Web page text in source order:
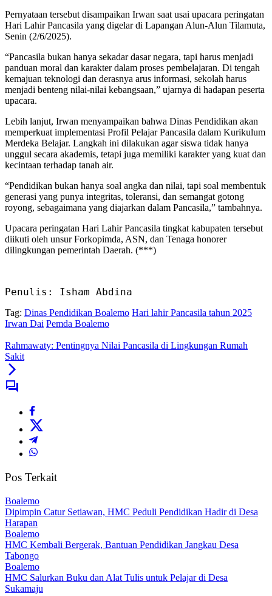
Pernyataan tersebut disampaikan Irwan saat usai upacara peringatan
Hari Lahir Pancasila yang digelar di Lapangan Alun-Alun Tilamuta,
Senin (2/6/2025).
“Pancasila bukan hanya sekadar dasar negara, tapi harus menjadi
panduan moral dan karakter dalam proses pembelajaran. Di tengah
kemajuan teknologi dan derasnya arus informasi, sekolah harus
menjadi benteng nilai-nilai kebangsaan,” ujarnya di hadapan peserta
upacara.
Lebih lanjut, Irwan menyampaikan bahwa Dinas Pendidikan akan
memperkuat implementasi Profil Pelajar Pancasila dalam Kurikulum
Merdeka Belajar. Langkah ini dilakukan agar siswa tidak hanya
unggul secara akademis, tetapi juga memiliki karakter yang kuat dan
kecintaan terhadap tanah air.
“Pendidikan bukan hanya soal angka dan nilai, tapi soal membentuk
generasi yang punya integritas, toleransi, dan semangat gotong
royong, sebagaimana yang diajarkan dalam Pancasila,” tambahnya.
Upacara peringatan Hari Lahir Pancasila tingkat kabupaten tersebut
diikuti oleh unsur Forkopimda, ASN, dan Tenaga honorer
dilingkungan pemerintah Daerah. (***)
Penulis: Isham Abdina
Tag: Dinas Pendidikan Boalemo Hari lahir Pancasila tahun 2025
Irwan Dai Pemda Boalemo
Rahmawaty: Pentingnya Nilai Pancasila di Lingkungan Rumah
Sakit
Pos Terkait
Boalemo
Dipimpin Catur Setiawan, HMC Peduli Pendidikan Hadir di Desa
Harapan
Boalemo
HMC Kembali Bergerak, Bantuan Pendidikan Jangkau Desa
Tabongo
Boalemo
HMC Salurkan Buku dan Alat Tulis untuk Pelajar di Desa
Sukamaju